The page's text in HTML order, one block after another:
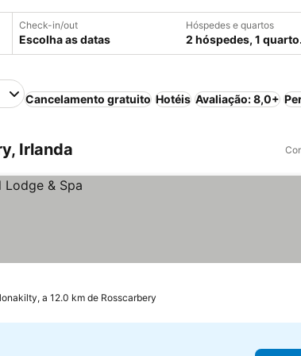
Check-in/out
Escolha as datas
Hóspedes e quartos
2 hóspedes, 1 quarto.
Cancelamento gratuito Hotéis Avaliação: 8,0+
Irlanda
a 12.0 km de Rosscarbery